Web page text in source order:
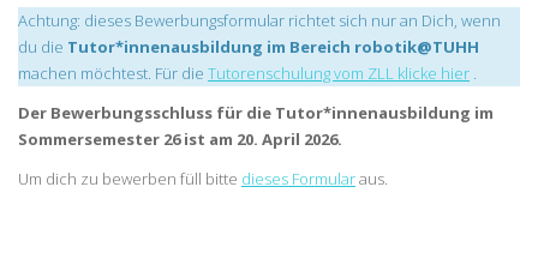
Achtung: dieses Bewerbungsformular richtet sich nur an Dich, wenn
du die Tutor*innenausbildung im Bereich robotik@TUHH
machen möchtest. Für die Tutorenschulung vom ZLL klicke hier .
Der Bewerbungsschluss für die Tutor*innenausbildung im
Sommersemester 26 ist am 20. April 2026.
Um dich zu bewerben füll bitte dieses Formularaus.